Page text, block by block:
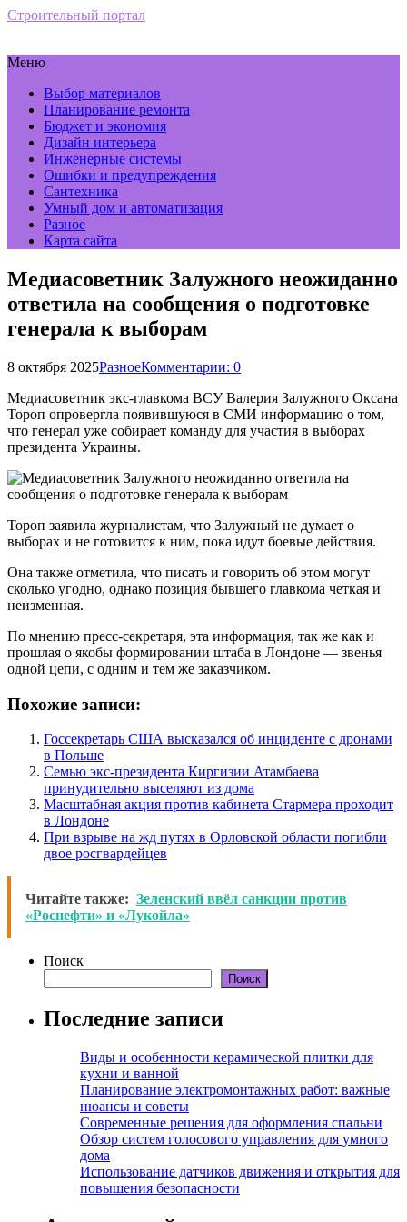
Строительный портал
Меню
Выбор материалов
Планирование ремонта
Бюджет и экономия
Дизайн интерьера
Инженерные системы
Ошибки и предупреждения
Сантехника
Умный дом и автоматизация
Разное
Карта сайта
Медиасоветник Залужного неожиданно
ответила на сообщения о подготовке
генерала к выборам
8 октября 2025РазноеКомментарии: 0
Медиасоветник экс-главкома ВСУ Валерия Залужного Оксана
Тороп опровергла появившуюся в СМИ информацию о том,
что генерал уже собирает команду для участия в выборах
президента Украины.
Тороп заявила журналистам, что Залужный не думает о
выборах и не готовится к ним, пока идут боевые действия.
Она также отметила, что писать и говорить об этом могут
сколько угодно, однако позиция бывшего главкома четкая и
неизменная.
По мнению пресс-секретаря, эта информация, так же как и
прошлая о якобы формировании штаба в Лондоне — звенья
одной цепи, с одним и тем же заказчиком.
Похожие записи:
Госсекретарь США высказался об инциденте с дронами
в Польше
Семью экс-президента Киргизии Атамбаева
принудительно выселяют из дома
Масштабная акция против кабинета Стармера проходит
в Лондоне
При взрыве на жд путях в Орловской области погибли
двое росгвардейцев
Читайте также: Зеленский ввёл санкции против
«Роснефти» и «Лукойла»
Поиск
Поиск
Последние записи
Виды и особенности керамической плитки для
кухни и ванной
Планирование электромонтажных работ: важные
нюансы и советы
Современные решения для оформления спальни
Обзор систем голосового управления для умного
дома
Использование датчиков движения и открытия для
повышения безопасности